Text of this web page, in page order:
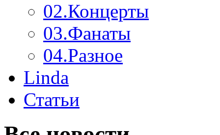
02.Концерты
03.Фанаты
04.Разное
Linda
Статьи